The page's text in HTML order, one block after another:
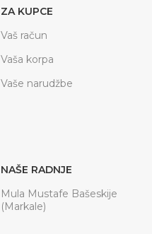
ZA KUPCE
Vaš račun
Vaša korpa
Vaše narudžbe
NAŠE RADNJE
Mula Mustafe Bašeskije
(Markale)